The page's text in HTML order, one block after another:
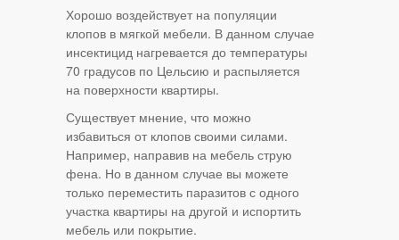
Хорошо воздействует на популяции
клопов в мягкой мебели. В данном случае
инсектицид нагревается до температуры
70 градусов по Цельсию и распыляется
на поверхности квартиры.
Существует мнение, что можно
избавиться от клопов своими силами.
Например, направив на мебель струю
фена. Но в данном случае вы можете
только переместить паразитов с одного
участка квартиры на другой и испортить
мебель или покрытие.